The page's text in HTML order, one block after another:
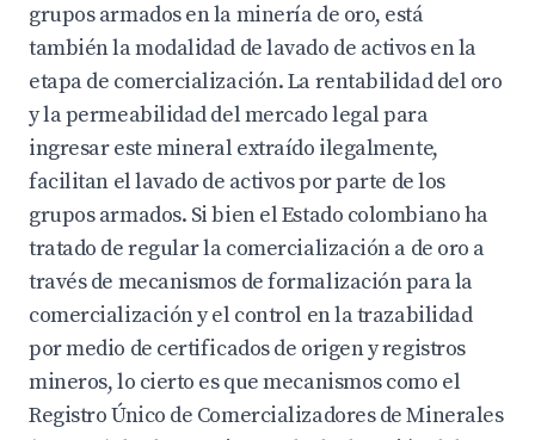
grupos armados en la minería de oro, está
también la modalidad de lavado de activos en la
etapa de comercialización. La rentabilidad del oro
y la permeabilidad del mercado legal para
ingresar este mineral extraído ilegalmente,
facilitan el lavado de activos por parte de los
grupos armados. Si bien el Estado colombiano ha
tratado de regular la comercialización a de oro a
través de mecanismos de formalización para la
comercialización y el control en la trazabilidad
por medio de certificados de origen y registros
mineros, lo cierto es que mecanismos como el
Registro Único de Comercializadores de Minerales